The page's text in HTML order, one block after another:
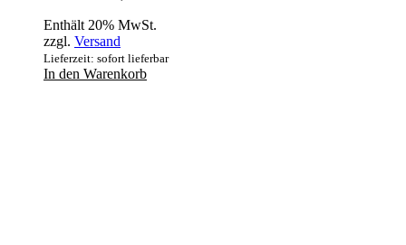
Enthält 20% MwSt.
zzgl. Versand
Lieferzeit: sofort lieferbar
In den Warenkorb